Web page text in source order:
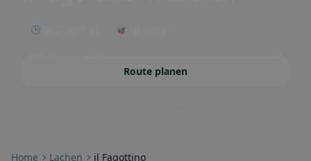
🕒 Jetzt geöffnet 🥡 Takeaway
Route planen
Home Lachen il Fagottino